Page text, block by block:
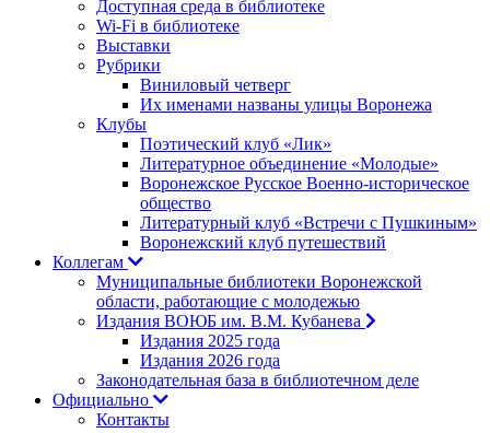
Доступная среда в библиотеке
Wi-Fi в библиотеке
Выставки
Рубрики
Виниловый четверг
Их именами названы улицы Воронежа
Клубы
Поэтический клуб «Лик»
Литературное объединение «Молодые»
Воронежское Русское Военно-историческое
общество
Литературный клуб «Встречи с Пушкиным»
Воронежский клуб путешествий
Коллегам
Муниципальные библиотеки Воронежской
области, работающие с молодежью
Издания ВОЮБ им. В.М. Кубанева
Издания 2025 года
Издания 2026 года
Законодательная база в библиотечном деле
Официально
Контакты